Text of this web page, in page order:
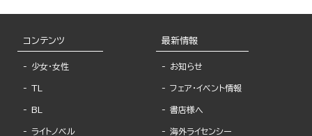
コンテンツ
少女・女性
TL
BL
ライトノベル
最新情報
お知らせ
フェア・イベント情報
書店様へ
海外ライセンシー